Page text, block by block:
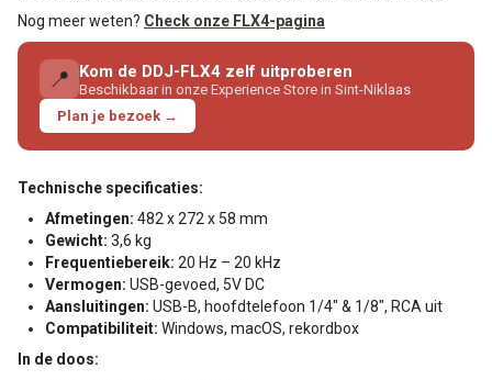
Nog meer weten? Check onze FLX4-pagina
📍 Kom de DDJ-FLX4 zelf uitproberen
Beschikbaar in onze Experience Store in Sint-Niklaas
Plan je bezoek →
Technische specificaties:
Afmetingen: 482 x 272 x 58 mm
Gewicht: 3,6 kg
Frequentiebereik: 20 Hz – 20 kHz
Vermogen: USB-gevoed, 5V DC
Aansluitingen: USB-B, hoofdtelefoon 1/4" & 1/8", RCA uit
Compatibiliteit: Windows, macOS, rekordbox
In de doos: